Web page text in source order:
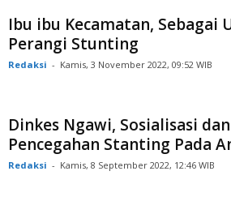
Ibu ibu Kecamatan, Sebagai
Perangi Stunting
Redaksi - Kamis, 3 November 2022, 09:52 WIB
Dinkes Ngawi, Sosialisasi
Pencegahan Stanting Pada
Redaksi - Kamis, 8 September 2022, 12:46 WIB